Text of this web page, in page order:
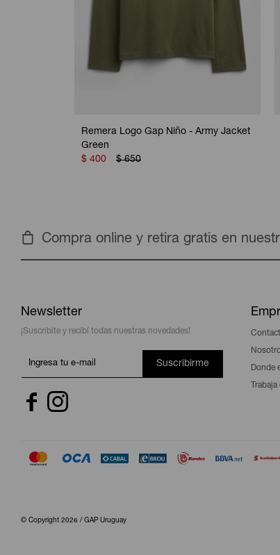
Remera Logo Gap Niño - Army Jacket
Green
$ 400 $ 650
Compra online y retira gratis en
Newsletter
¡Suscribite y recibí todas nuestras novedades!
Suscribirme
 
Donde
© Copyright 2026 / GAP Uruguay